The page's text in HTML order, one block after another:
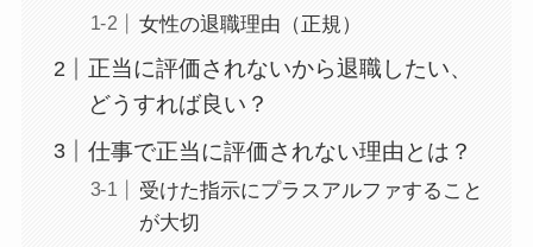
女性の退職理由（正規）
正当に評価されないから退職したい、
どうすれば良い？
仕事で正当に評価されない理由とは？
受けた指示にプラスアルファすること
が大切